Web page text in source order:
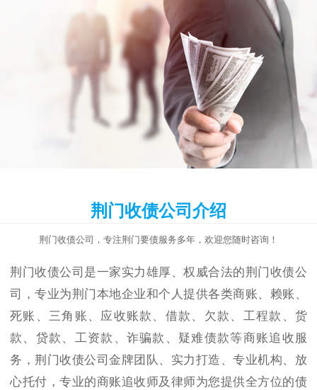
荆门收债公司介绍
荆门收债公司，专注荆门要债服务多年，欢迎您随时咨询！
荆门收债公司是一家实力雄厚、权威合法的荆门收债公
司，专业为荆门本地企业和个人提供各类商账、赖账、
死账、三角账、应收账款、借款、欠款、工程款、货
款、贷款、工资款、诈骗款、疑难债款等商账追收服
务，荆门收债公司金牌团队、实力打造、专业机构、放
心托付，专业的商账追收师及律师为您提供全方位的债